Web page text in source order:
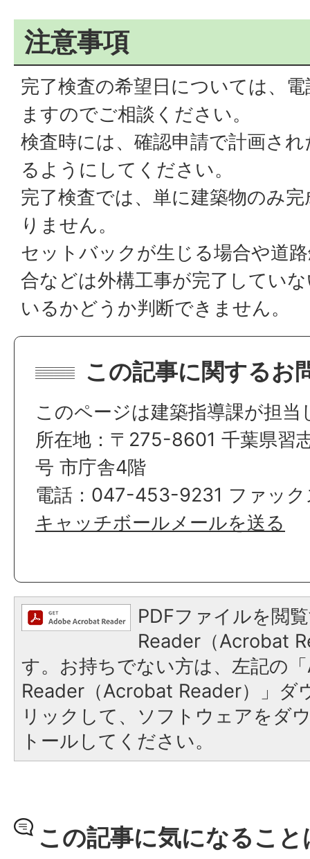
注意事項
完了検査の希望日については、
ますのでご相談ください。
検査時には、確認申請で計画さ
るようにしてください。
完了検査では、単に建築物のみ
りません。
セットバックが生じる場合や道
合などは外構工事が完了してい
いるかどうか判断できません。
この記事に関するお
このページは建築指導課が担当
所在地：〒275-8601 千葉県習
号 市庁舎4階
電話：047-453-9231 ファッ
キャッチボールメールを送る
PDFファイルを閲
Reader（Acrobat
す。お持ちでない方は、左記の
Reader（Acrobat Reader）」ダ
リックして、ソフトウェアをダ
トールしてください。
この記事に気になるこ